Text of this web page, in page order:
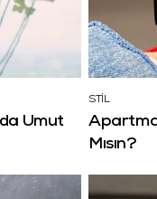
Umut
STİL
Mısın?